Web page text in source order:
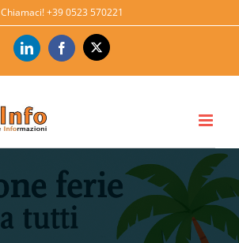
Chiamaci!+39 0523 570221
LinkedInFacebook
X